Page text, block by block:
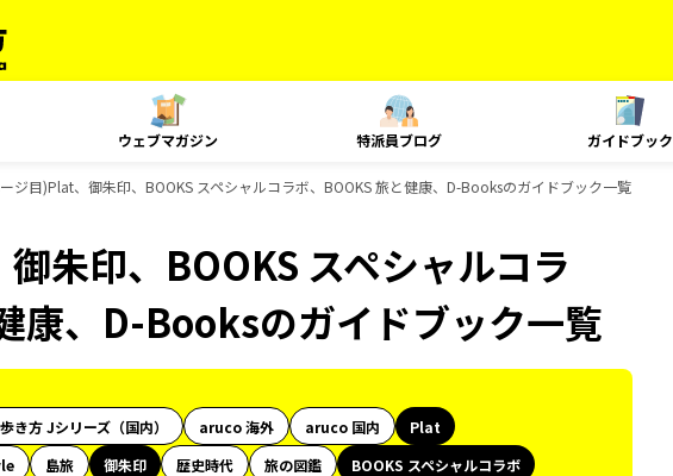
ウェブマガジン 特派員ブログ ガイドブック
ジ目)Plat、御朱印、BOOKS スペシャルコラボ、BOOKS 旅と健康、D-Booksのガイドブック一覧
朱印、BOOKS スペシャルコラ
康、D-Booksのガイドブック一覧
き方 Jシリーズ（国内） aruco 海外 aruco 国内
Plat
島旅 御朱印 歴史時代 旅の図鑑
BOOKS スペシャルコラボ